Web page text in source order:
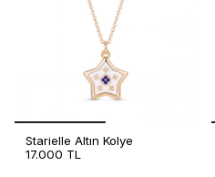
Starielle Altın Kolye
17.000 TL